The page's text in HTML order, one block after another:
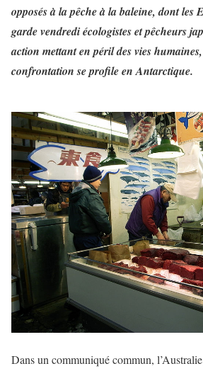
opposés à la pêche à la baleine, dont les
garde vendredi écologistes et pêcheurs
action mettant en péril des vies
confrontation se profile en Antarctique.
Dans un communiqué commun,